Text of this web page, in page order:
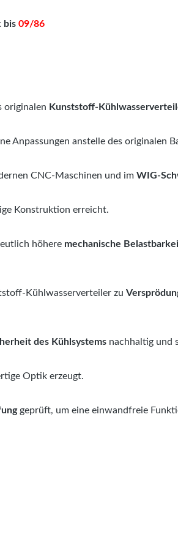
bis 09/86
originalen Kunststoff-
Anpassungen anstelle des originalen
CNC-Maschinen und im WIG-
Konstruktion erreicht.
höhere mechanische
Kühlwasserverteiler zu
des Kühlsystems nachhaltig und
Optik erzeugt.
geprüft, um eine einwandfreie